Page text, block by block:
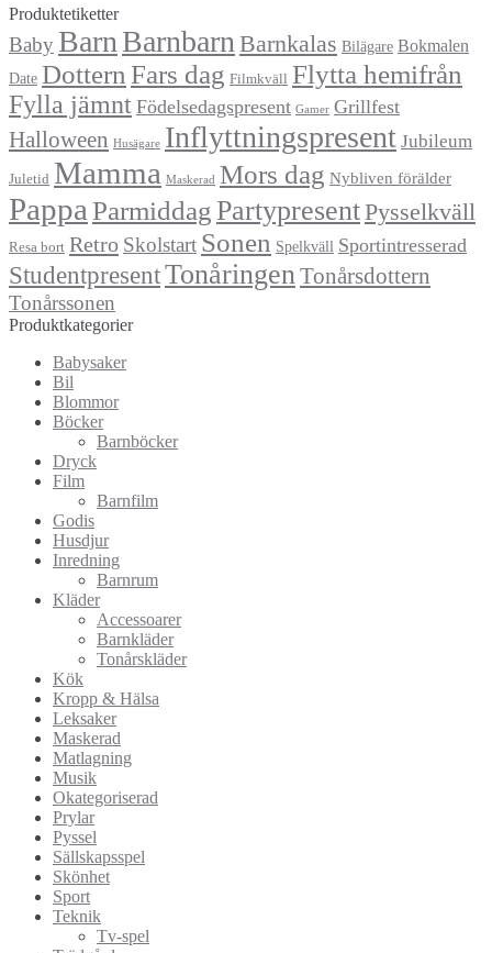
Produktetiketter
Baby Barn Barnbarn Barnkalas Bilägare Bokmalen
Date Dottern Fars dag Filmkväll Flytta hemifrån
Fylla jämnt Födelsedagspresent Gamer Grillfest
Halloween Husägare Inflyttningspresent Jubileum
Juletid Mamma Maskerad Mors dag Nybliven förälder
Pappa ParmiddagPartypresentPysselkväll
Resa bort Retro Skolstart Sonen Spelkväll Sportintresserad
StudentpresentTonåringen Tonårsdottern
Tonårssonen
Produktkategorier
Babysaker
Bil
Blommor
Böcker
Barnböcker
Dryck
Film
Barnfilm
Godis
Husdjur
Inredning
Barnrum
Kläder
Accessoarer
Barnkläder
Tonårskläder
Kök
Kropp & Hälsa
Leksaker
Maskerad
Matlagning
Musik
Okategoriserad
Prylar
Pyssel
Sällskapsspel
Skönhet
Sport
Teknik
Tv-spel